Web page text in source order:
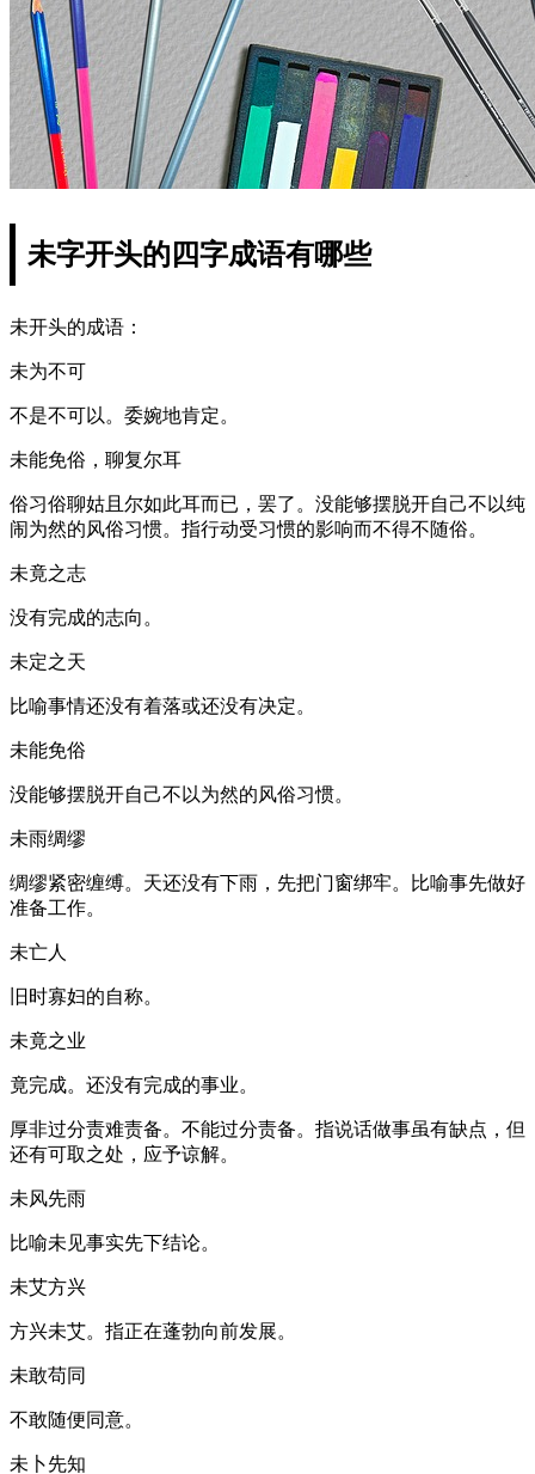
未字开头的四字成语有哪些
未开头的成语：
未为不可
不是不可以。委婉地肯定。
未能免俗，聊复尔耳
俗习俗聊姑且尔如此耳而已，罢了。没能够摆脱开自己不以纯
闹为然的风俗习惯。指行动受习惯的影响而不得不随俗。
未竟之志
没有完成的志向。
未定之天
比喻事情还没有着落或还没有决定。
未能免俗
没能够摆脱开自己不以为然的风俗习惯。
未雨绸缪
绸缪紧密缠缚。天还没有下雨，先把门窗绑牢。比喻事先做好
准备工作。
未亡人
旧时寡妇的自称。
未竟之业
竟完成。还没有完成的事业。
厚非过分责难责备。不能过分责备。指说话做事虽有缺点，但
还有可取之处，应予谅解。
未风先雨
比喻未见事实先下结论。
未艾方兴
方兴未艾。指正在蓬勃向前发展。
未敢苟同
不敢随便同意。
未卜先知